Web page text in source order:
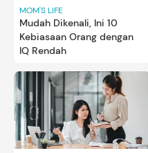
MOM'S LIFE
Mudah Dikenali, Ini 10
Kebiasaan Orang dengan
IQ Rendah